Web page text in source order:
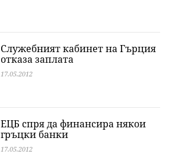
Служебният кабинет на Гърция
отказа заплата
17.05.2012
ЕЦБ спря да финансира някои
гръцки банки
17.05.2012